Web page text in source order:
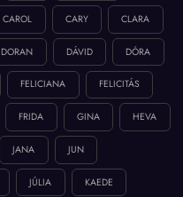
CAROL CARY CLARA
DORAN DÁVID DÓRA
FELICIANA FELICITÁS
FRIDA GINA HEVA
JANA JUN
JÚLIA KAEDE